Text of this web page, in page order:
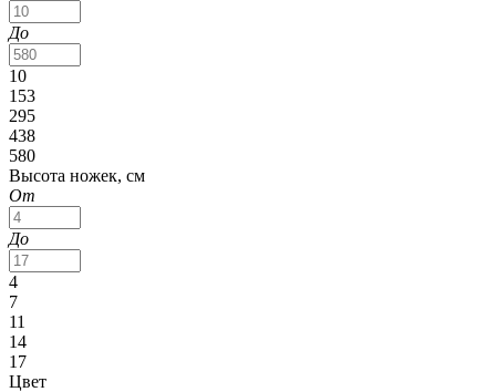
До
10
153
295
438
580
Высота ножек, см
От
До
4
7
11
14
17
Цвет